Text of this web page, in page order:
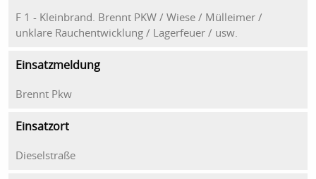
F 1 - Kleinbrand. Brennt PKW / Wiese / Mülleimer /
unklare Rauchentwicklung / Lagerfeuer / usw.
Einsatzmeldung
Brennt Pkw
Einsatzort
Dieselstraße